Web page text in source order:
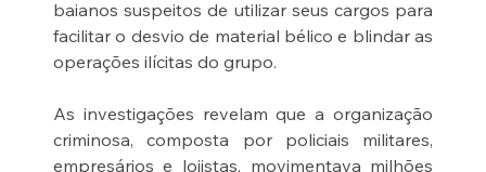
baianos suspeitos de utilizar seus cargos para
facilitar o desvio de material bélico e blindar as
operações ilícitas do grupo.
As investigações revelam que a organização
criminosa, composta por policiais militares,
empresários e lojistas, movimentava milhões